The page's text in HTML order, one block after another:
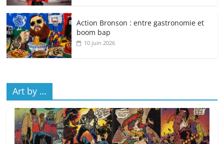
Action Bronson : entre gastronomie et
boom bap
10 juin 2026
Art by …